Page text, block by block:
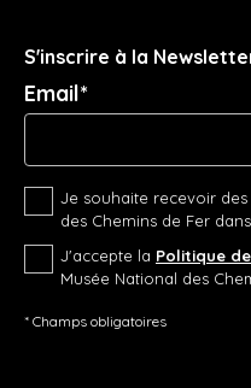
S'inscrire à la
Email*
Je souhaite recevoir
des Chemins de Fer
J'accepte la Politique
Musée National des
* Champs obligatoires